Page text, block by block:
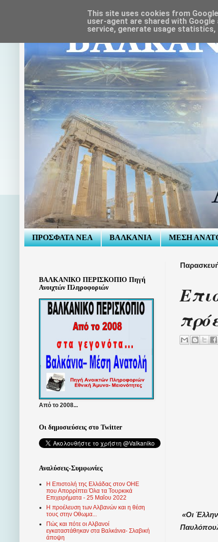
ΠΡΟΣΦΑΤΑ ΝΕΑ ΒΑΛΚΑΝΙΑ ΜΕΣΗ
«Οι
ΒΑΛΚΑΝΙΚΟ ΠΕΡΙΣΚΟΠΙΟ Πηγή
Ανοιχτών Πληροφοριών
Από το 2008...
Οι δημοσιεύσεις στο Twitter
Αναλύσεις-Συμφωνίες
Η Επιστολή της Ελλάδας στον ΟΗΕ
που Απορρίπτει Όλα τα Τουρκικά
Επιχειρήματα - 25 Μαΐου 2022
Η προέλευση των Αλβανών και η θέση
τους στην Οθωμα...
Πώς και πότε οι Αλβανοί
εγκαταστάθηκαν στα Βαλκάνια- Σλαβική
άποψη
This site uses cookies from
user-agent are shared with
service, generate usage statistics,